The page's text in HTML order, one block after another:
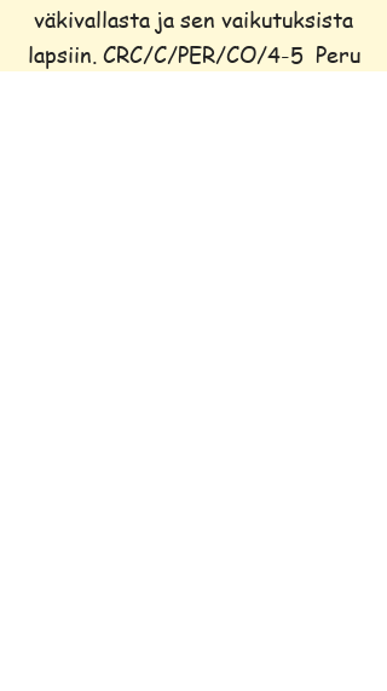
väkivallasta ja sen vaikutuksista
lapsiin. CRC/C/PER/CO/4-5 Peru